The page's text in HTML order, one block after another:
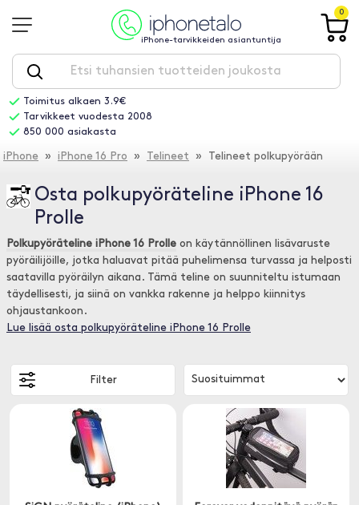
iPhone-tarvikkeiden asiantuntija
0
Toimitus alkaen 3.9€
Tarvikkeet vuodesta 2008
850 000 asiakasta
iPhone » iPhone 16 Pro » Telineet » Telineet polkupyörään
Osta polkupyöräteline iPhone 16
Prolle
Polkupyöräteline iPhone 16 Prolle on käytännöllinen lisävaruste
pyöräilijöille, jotka haluavat pitää puhelimensa turvassa ja helposti
saatavilla pyöräilyn aikana. Tämä teline on suunniteltu istumaan
täydellisesti, ja siinä on vankka rakenne ja helppo kiinnitys
ohjaustankoon.
Lue lisää osta polkupyöräteline iPhone 16 Prolle
Filter